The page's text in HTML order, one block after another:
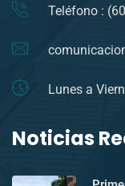
Teléfono :
Lunes a
Noticias